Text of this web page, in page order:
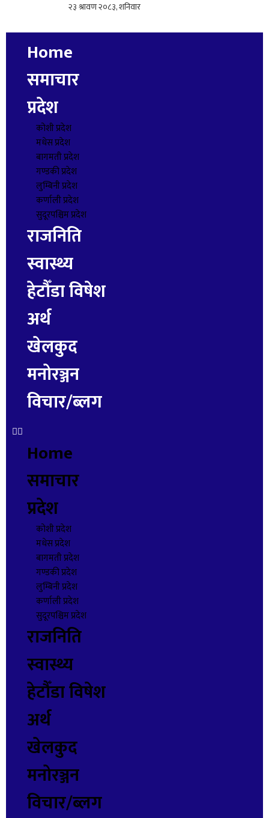
Home
समाचार
प्रदेश
कोशी प्रदेश
मधेस प्रदेश
बागमती प्रदेश
गण्डकी प्रदेश
लुम्बिनी प्रदेश
कर्णाली प्रदेश
सुदूरपश्चिम प्रदेश
राजनिति
स्वास्थ्य
हेटौँडा विषेश
अर्थ
खेलकुद
मनोरञ्जन
विचार/ब्लग
Home
समाचार
प्रदेश
कोशी प्रदेश
मधेस प्रदेश
बागमती प्रदेश
गण्डकी प्रदेश
लुम्बिनी प्रदेश
कर्णाली प्रदेश
सुदूरपश्चिम प्रदेश
राजनिति
स्वास्थ्य
हेटौँडा विषेश
अर्थ
खेलकुद
मनोरञ्जन
विचार/ब्लग